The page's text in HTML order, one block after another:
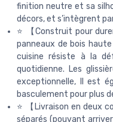
finition neutre et sa
décors, et s’intègrent
⭐ 【Construit pour
panneaux de bois
cuisine résiste à la
quotidienne. Les
exceptionnelle, Il est
basculement pour plus
⭐ 【Livraison en deux
séparés (pouvant